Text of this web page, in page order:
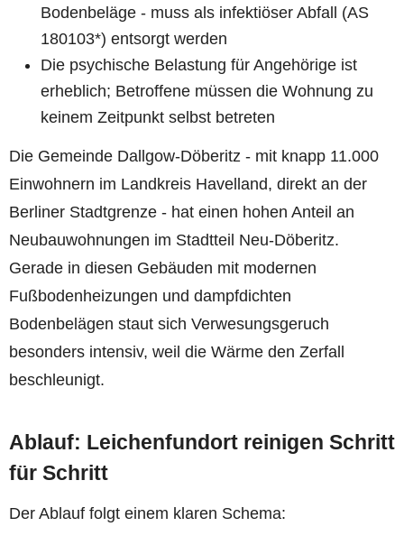
Bodenbeläge - muss als infektiöser Abfall (AS
180103*) entsorgt werden
Die psychische Belastung für Angehörige ist
erheblich; Betroffene müssen die Wohnung zu
keinem Zeitpunkt selbst betreten
Die Gemeinde Dallgow-Döberitz - mit knapp 11.000
Einwohnern im Landkreis Havelland, direkt an der
Berliner Stadtgrenze - hat einen hohen Anteil an
Neubauwohnungen im Stadtteil Neu-Döberitz.
Gerade in diesen Gebäuden mit modernen
Fußbodenheizungen und dampfdichten
Bodenbelägen staut sich Verwesungsgeruch
besonders intensiv, weil die Wärme den Zerfall
beschleunigt.
Ablauf: Leichenfundort reinigen Schritt
für Schritt
Der Ablauf folgt einem klaren Schema: